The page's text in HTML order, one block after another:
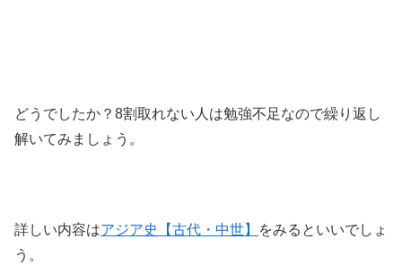
どうでしたか？8割取れない人は勉強不足なので繰り返し
解いてみましょう。
詳しい内容はアジア史【古代・中世】
をみるといいでしょ
う。